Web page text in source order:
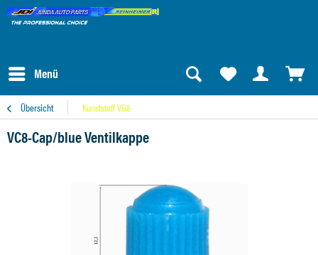
Menü
Übersicht Kunststoff VG8
VC8-Cap/blue Ventilkappe